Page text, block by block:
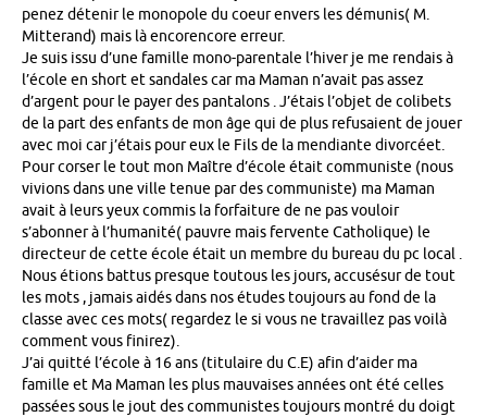
penez détenir le monopole du coeur envers les démunis( M.
Mitterand) mais là encorencore erreur.
Je suis issu d’une famille mono-parentale l’hiver je me rendais à
l’école en short et sandales car ma Maman n’avait pas assez
d’argent pour le payer des pantalons . J’étais l’objet de colibets
de la part des enfants de mon âge qui de plus refusaient de jouer
avec moi car j’étais pour eux le Fils de la mendiante divorcéet.
Pour corser le tout mon Maître d’école était communiste (nous
vivions dans une ville tenue par des communiste) ma Maman
avait à leurs yeux commis la forfaiture de ne pas vouloir
s’abonner à l’humanité( pauvre mais fervente Catholique) le
directeur de cette école était un membre du bureau du pc local .
Nous étions battus presque toutous les jours, accusésur de tout
les mots , jamais aidés dans nos études toujours au fond de la
classe avec ces mots( regardez le si vous ne travaillez pas voilà
comment vous finirez).
J’ai quitté l’école à 16 ans (titulaire du C.E) afin d’aider ma
famille et Ma Maman les plus mauvaises années ont été celles
passées sous le jout des communistes toujours montré du doigt